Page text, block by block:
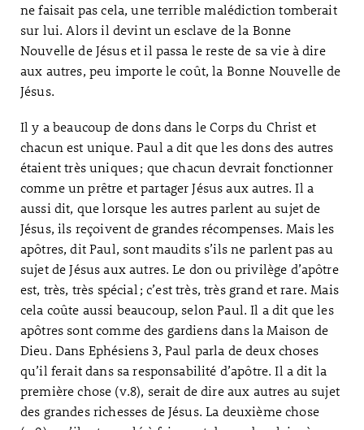
ne faisait pas cela, une terrible malédiction tomberait
sur lui. Alors il devint un esclave de la Bonne
Nouvelle de Jésus et il passa le reste de sa vie à dire
aux autres, peu importe le coût, la Bonne Nouvelle de
Jésus.
Il y a beaucoup de dons dans le Corps du Christ et
chacun est unique. Paul a dit que les dons des autres
étaient très uniques ; que chacun devrait fonctionner
comme un prêtre et partager Jésus aux autres. Il a
aussi dit, que lorsque les autres parlent au sujet de
Jésus, ils reçoivent de grandes récompenses. Mais les
apôtres, dit Paul, sont maudits s’ils ne parlent pas au
sujet de Jésus aux autres. Le don ou privilège d’apôtre
est, très, très spécial ; c’est très, très grand et rare. Mais
cela coûte aussi beaucoup, selon Paul. Il a dit que les
apôtres sont comme des gardiens dans la Maison de
Dieu. Dans Ephésiens 3, Paul parla de deux choses
qu’il ferait dans sa responsabilité d’apôtre. Il a dit la
première chose (v.8), serait de dire aux autres au sujet
des grandes richesses de Jésus. La deuxième chose